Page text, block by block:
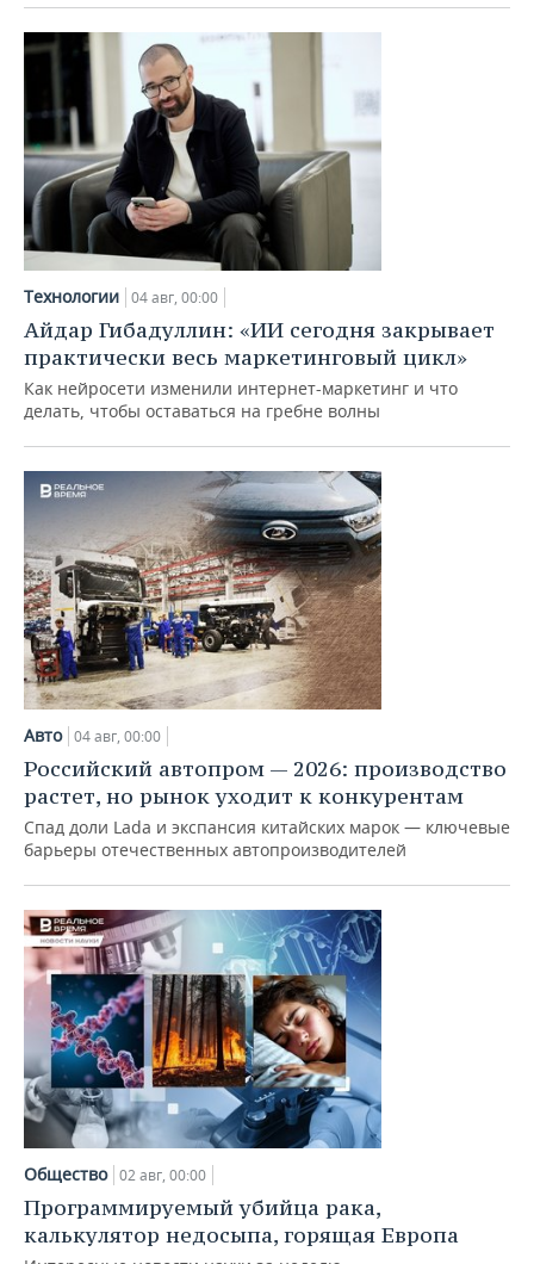
Технологии 04 авг, 00:00
Айдар Гибадуллин: «ИИ сегодня закрывает
практически весь маркетинговый цикл»
Как нейросети изменили интернет-маркетинг и что
делать, чтобы оставаться на гребне волны
Авто 04 авг, 00:00
Российский автопром — 2026: производство
растет, но рынок уходит к конкурентам
Спад доли Lada и экспансия китайских марок — ключевые
барьеры отечественных автопроизводителей
Общество 02 авг, 00:00
Программируемый убийца рака,
калькулятор недосыпа, горящая Европа